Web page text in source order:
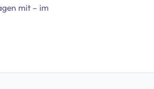
mit – im